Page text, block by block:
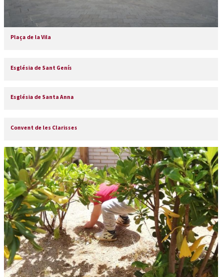
Plaça de la Vila
Església de Sant Genís
Església de Santa Anna
Convent de les Clarisses